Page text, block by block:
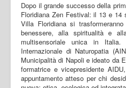
Dopo il grande successo della
Floridiana Zen Festival: il 13 e 14
Villa Floridiana si
benessere, alla spiritualità e
multisensoriale unica in Italia.
Internazionale di Naturopatia
Municipalità di Napoli e ideato da
formatrice e vicepresidente
appuntamento atteso per chi